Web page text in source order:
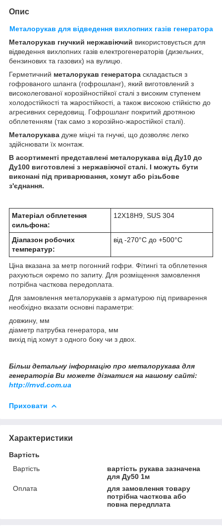
Опис
Металорукав для відведення вихлопних газів генератора
Металорукав гнучкий нержавіючий використовується для
відведення вихлопних газів електрогенераторів (дизельних,
бензинових та газових) на вулицю.
Герметичний металорукав генератора складається з
гофрованого шланга (гофрошланг), який виготовлений з
високолегованої корозійностійкої сталі з високим ступенем
холодостійкості та жаростійкості, а також високою стійкістю до
агресивних середовищ. Гофрошланг покритий дротяною
обплетенням (так само з корозійно-жаростійкої сталі).
Металорукава дуже міцні та гнучкі, що дозволяє легко
здійснювати їх монтаж.
В асортименті представлені металорукава від Ду10 до
Ду100 виготовлені з нержавіючої сталі. І можуть бути
виконані під приварювання, хомут або різьбове
з'єднання.
Матеріал обплетення
сильфона:
12Х18Н9, SUS 304
Діапазон робочих
температур:
від -270°С до +500°С
Ціна вказана за метр погонний гофри. Фітингі та обплетення
рахуються окремо по запиту. Для розміщення замовлення
потрібна часткова передоплата.
Для замовлення металорукавів з арматурою під приварення
необхідно вказати основні параметри:
довжину, мм
діаметр патрубка генератора, мм
вихід під хомут з одного боку чи з двох.
Більш детальну інформацію про металорукава для
генераторів Ви можете дізнатися на нашому сайті:
http://rnvd.com.ua
Приховати
Характеристики
Вартість
Вартість
вартість рукава зазначена
для Ду50 1м
Оплата
для замовлення товару
потрібна часткова або
повна передплата